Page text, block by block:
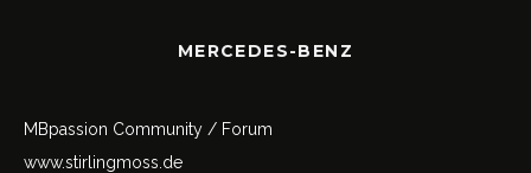
MERCEDES-BENZ
MBpassion Community / Forum
www.stirlingmoss.de